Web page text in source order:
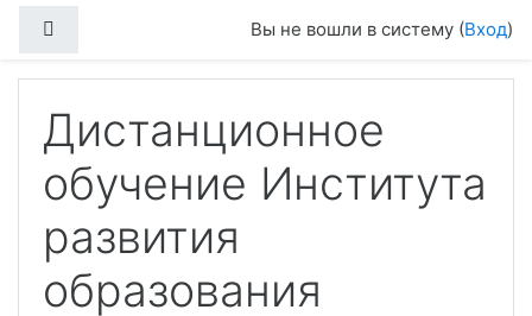
Вы не вошли в систему (Вход)
Дистанционное
обучение Института
развития
образования